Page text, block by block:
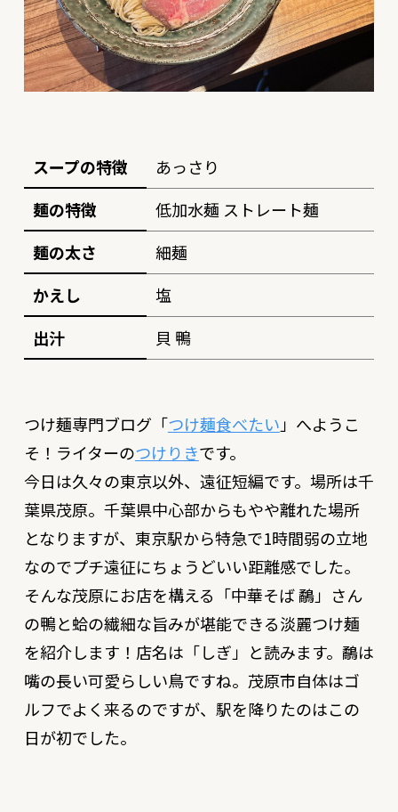
スープの特徴
あっさり
麺の特徴
低加水麺 ストレート麺
麺の太さ
細麺
かえし
塩
出汁
貝 鴨
つけ麺専門ブログ「つけ麺食べたい 」へようこ
そ！ライターのつけりきです。
今日は久々の東京以外、遠征短編です。場所は千
葉県茂原。千葉県中心部からもやや離れた場所
となりますが、東京駅から特急で1時間弱の立地
なのでプチ遠征にちょうどいい距離感でした。
そんな茂原にお店を構える「中華そば 鷸」さん
の鴨と蛤の繊細な旨みが堪能できる淡麗つけ麺
を紹介します！店名は「しぎ」と読みます。鷸は
嘴の長い可愛らしい鳥ですね。茂原市自体はゴ
ルフでよく来るのですが、駅を降りたのはこの
日が初でした。